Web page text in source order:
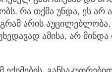
რა თქმა უნდა, ეს
არის
ამისა, არ